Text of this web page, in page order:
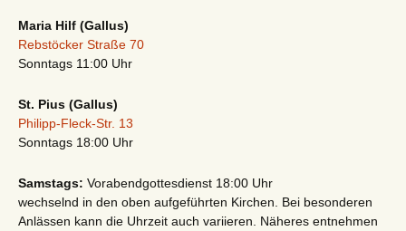
Maria Hilf (Gallus)
Rebstöcker Straße 70
Sonntags 11:00 Uhr
St. Pius (Gallus)
Philipp-Fleck-Str. 13
Sonntags 18:00 Uhr
Samstags: Vorabendgottesdienst 18:00 Uhr
wechselnd in den oben aufgeführten Kirchen. Bei besonderen
Anlässen kann die Uhrzeit auch variieren. Näheres entnehmen